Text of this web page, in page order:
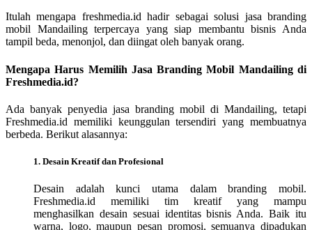
Itulah mengapa freshmedia.id hadir sebagai solusi jasa branding
mobil Mandailing terpercaya yang siap membantu bisnis Anda
tampil beda, menonjol, dan diingat oleh banyak orang.
Mengapa Harus Memilih Jasa Branding Mobil Mandailing di
Freshmedia.id?
Ada banyak penyedia jasa branding mobil di Mandailing, tetapi
Freshmedia.id memiliki keunggulan tersendiri yang membuatnya
berbeda. Berikut alasannya:
1. Desain Kreatif dan Profesional
Desain adalah kunci utama dalam branding mobil.
Freshmedia.id memiliki tim kreatif yang mampu
menghasilkan desain sesuai identitas bisnis Anda. Baik itu
warna, logo, maupun pesan promosi, semuanya dipadukan